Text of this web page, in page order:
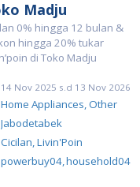
Madju
0% hingga 12 bulan &
hingga 20% tukar
di Toko Madju
14 Nov 2025 s.d 13 Nov 2026
Home Appliances, Other
Jabodetabek
Cicilan, Livin'Poin
powerbuy04,household04